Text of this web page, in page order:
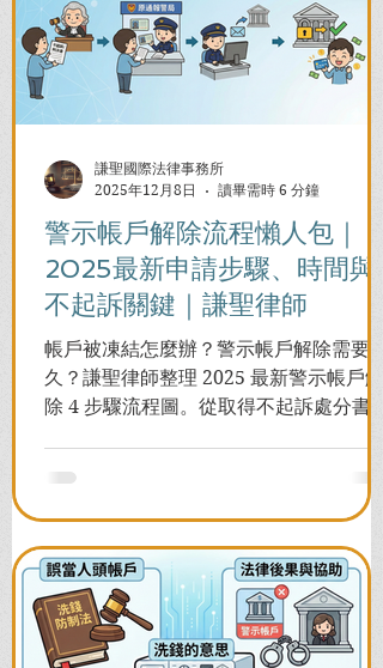
警示帳戶解除流程懶人包｜
2025最新申請步驟、時間與
不起訴關鍵｜謙聖律師
帳戶被凍結怎麼辦？警示帳戶解除需要多
久？謙聖律師整理 2025 最新警示帳戶解
除 4 步驟流程圖。從取得不起訴處分書到
謙聖國際法律事務所
2025年12月8日
讀畢需時 6 分鐘